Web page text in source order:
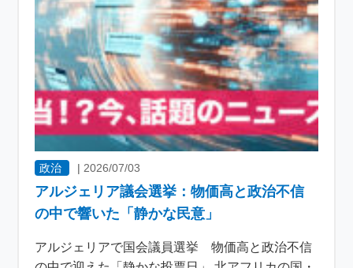
政治 | 2026/07/03
アルジェリア議会選挙：物価高と政治不信
の中で響いた「静かな民意」
アルジェリアで国会議員選挙 物価高と政治不信